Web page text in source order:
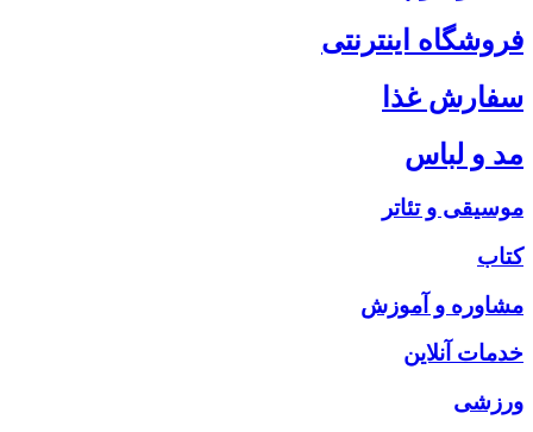
فروشگاه اینترنتی
سفارش غذا
مد و لباس
موسیقی و تئاتر
کتاب
مشاوره و آموزش
خدمات آنلاین
ورزشی